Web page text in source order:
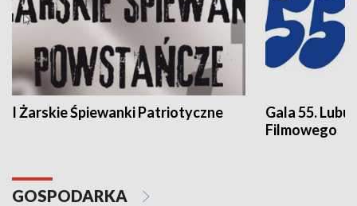
I Żarskie Śpiewanki Patriotyczne
Gala 55.
Filmowego
GOSPODARKA